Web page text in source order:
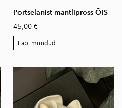
Portselanist mantlipross ÕIS
45,00 €
Läbi müüdud